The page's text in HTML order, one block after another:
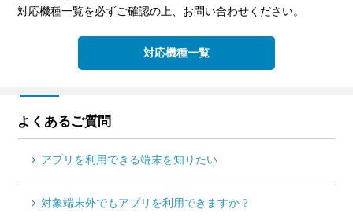
対応機種一覧を必ずご確認の上、お問い合わせください。
対応機種一覧
よくあるご質問
アプリを利用できる端末を知りたい
対象端末外でもアプリを利用できますか？